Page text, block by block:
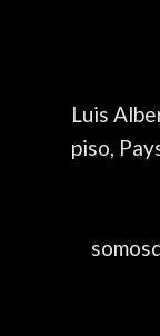
Luis
piso,